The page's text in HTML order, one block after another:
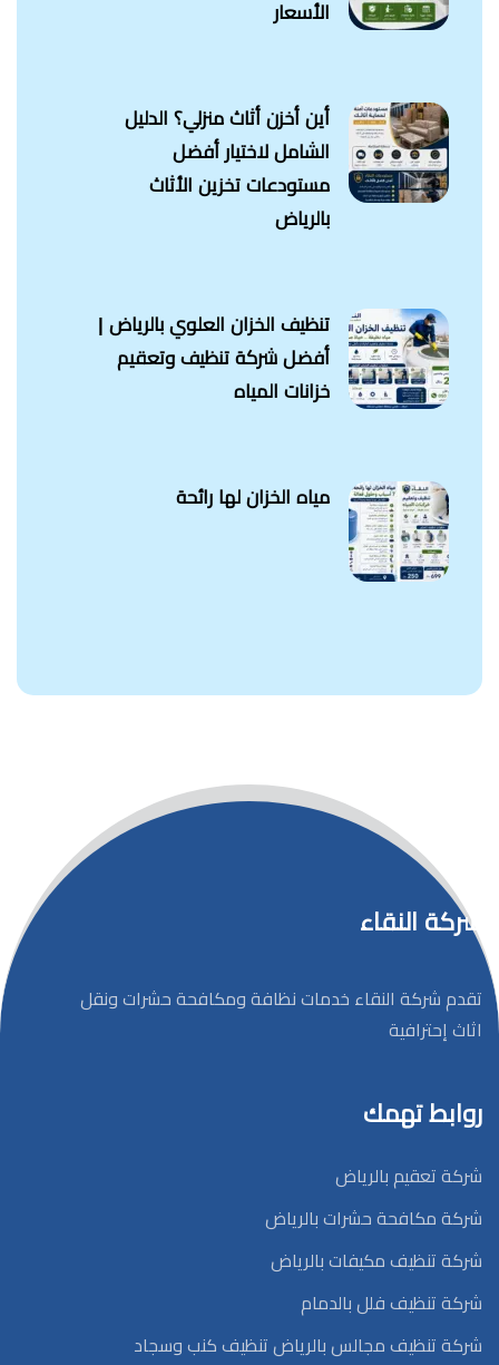
الأسعار
أين أخزن أثاث منزلي؟ الدليل
الشامل لاختيار أفضل
مستودعات تخزين الأثاث
بالرياض
تنظيف الخزان العلوي بالرياض |
أفضل شركة تنظيف وتعقيم
خزانات المياه
مياه الخزان لها رائحة
شركة النقاء
تقدم شركة النقاء خدمات نظافة ومكافحة حشرات ونقل
اثاث إحترافية
روابط تهمك
شركة تعقيم بالرياض
شركة مكافحة حشرات بالرياض
شركة تنظيف مكيفات بالرياض
شركة تنظيف فلل بالدمام
شركة تنظيف مجالس بالرياض تنظيف كنب وسجاد